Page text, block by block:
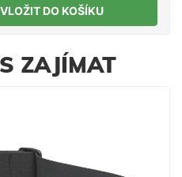
VLOŽIT DO KOŠÍKU
ZAJÍMAT